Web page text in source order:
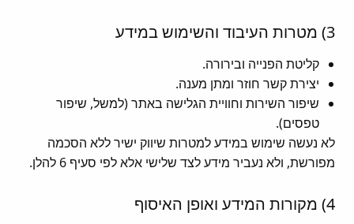
3) מטרות העיבוד והשימוש במידע
קליטת הפנייה ובירורה.
יצירת קשר חוזר ומתן מענה.
שיפור השירות וחוויית הגלישה באתר (למשל, שיפור
טפסים).
לא נעשה שימוש במידע למטרות שיווק ישיר ללא הסכמה
מפורשת, ולא נעביר מידע לצד שלישי אלא לפי סעיף 6 להלן.
4) מקורות המידע ואופן האיסוף